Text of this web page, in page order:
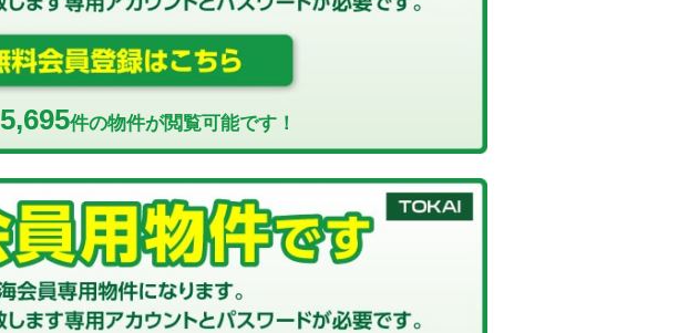
5,695件の物件が閲覧可能です！